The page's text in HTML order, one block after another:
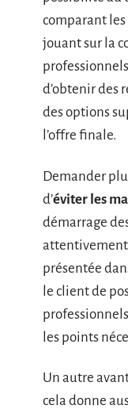
comparant
jouant sur la
d’obtenir des
des options
l’offre finale.
Demander
d’éviter les
démarrage
présentée
le client de
les points
Un autre
cela donne